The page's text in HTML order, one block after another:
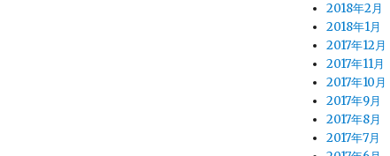
2018年2月
2018年1月
2017年12月
2017年11月
2017年10月
2017年9月
2017年8月
2017年7月